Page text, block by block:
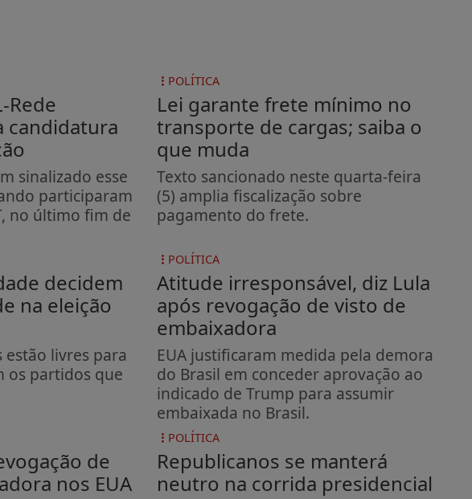
Rede
candidatura
sinalizado esse
participaram
no último fim de
POLÍTICA
Lei garante frete mínimo no
transporte de cargas; saiba o
que muda
Texto sancionado neste quarta-feira
(5) amplia fiscalização sobre
pagamento do frete.
decidem
na eleição
livres para
os partidos que
POLÍTICA
Atitude irresponsável, diz Lula
após revogação de visto de
embaixadora
EUA justificaram medida pela demora
do Brasil em conceder aprovação ao
indicado de Trump para assumir
embaixada no Brasil.
de
nos EUA
POLÍTICA
Republicanos se manterá
neutro na corrida presidencial